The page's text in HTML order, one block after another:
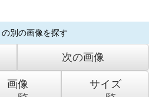
別の画像を探す
次の画像
画像
サイズ